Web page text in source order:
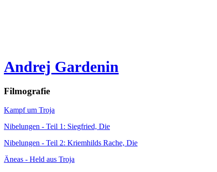
Andrej Gardenin
Filmografie
Kampf um Troja
Nibelungen - Teil 1: Siegfried, Die
Nibelungen - Teil 2: Kriemhilds Rache, Die
Äneas - Held aus Troja